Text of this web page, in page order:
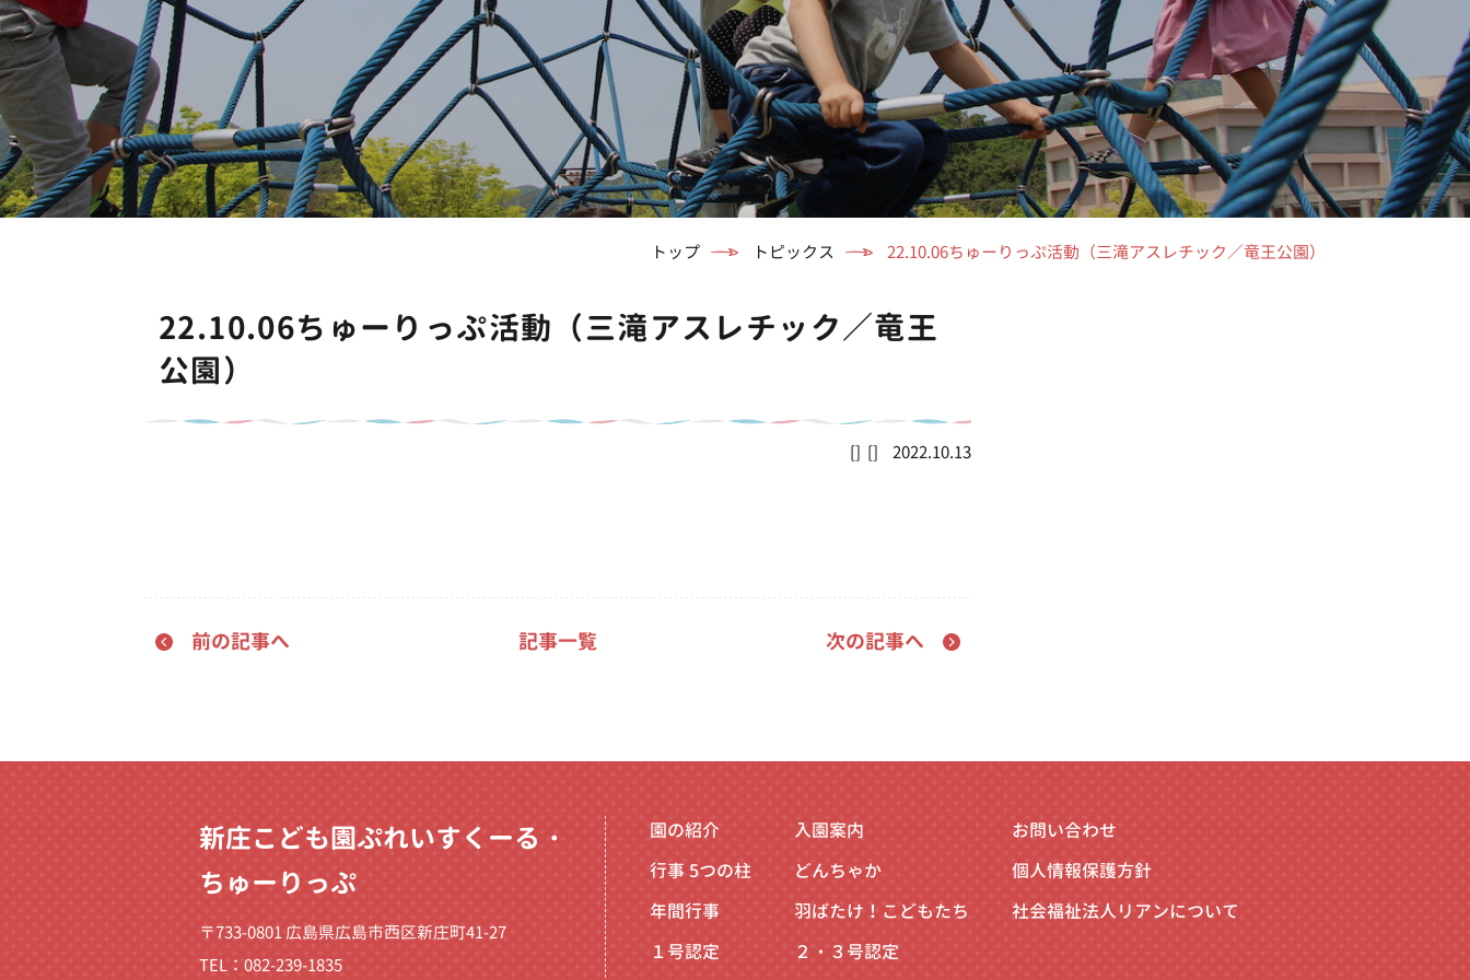
トップ トピックス 22.10.06ちゅーりっぷ活動（三滝アスレチック／竜王公園）
22.10.06ちゅーりっぷ活動（三滝アスレチック／竜王
公園）
2022.10.13
前の記事へ 記事一覧 次の記事へ
新庄こども園ぷれいすくーる・
ちゅーりっぷ
〒733-0801 広島県広島市西区新庄町41-27
TEL：082-239-1835
園の紹介
行事5つの柱
年間行事
１号認定
入園案内
どんちゃか
羽ばたけ！こどもたち
２・３号認定
お問い合わせ
個人情報保護方針
社会福祉法人リアンについて